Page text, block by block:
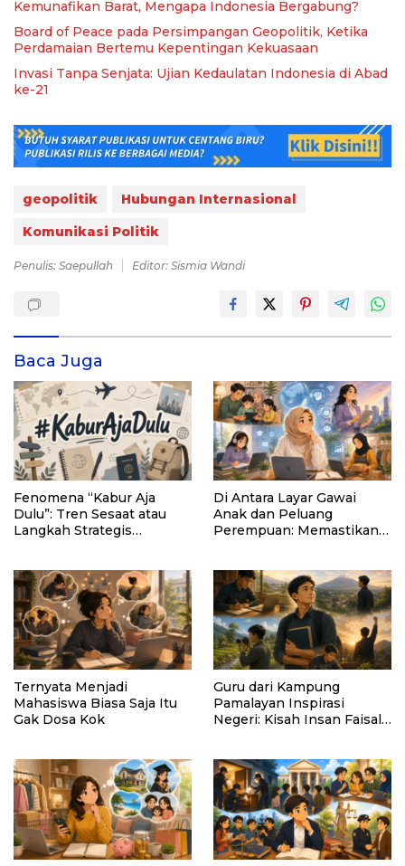
Kemunafikan Barat, Mengapa Indonesia Bergabung?
Board of Peace pada Persimpangan Geopolitik, Ketika
Perdamaian Bertemu Kepentingan Kekuasaan
Invasi Tanpa Senjata: Ujian Kedaulatan Indonesia di Abad
ke-21
geopolitik
Hubungan Internasional
Komunikasi Politik
Penulis: Saepullah Editor: Sismia Wandi
Baca Juga
Fenomena “Kabur Aja
Dulu”: Tren Sesaat atau
Langkah Strategis
Di Antara Layar Gawai
Anak dan Peluang
Perempuan: Memastikan
Ternyata Menjadi
Mahasiswa Biasa Saja Itu
Gak Dosa Kok
Guru dari Kampung
Pamalayan Inspirasi
Negeri: Kisah Insan Faisal
Pelosok Negeri”